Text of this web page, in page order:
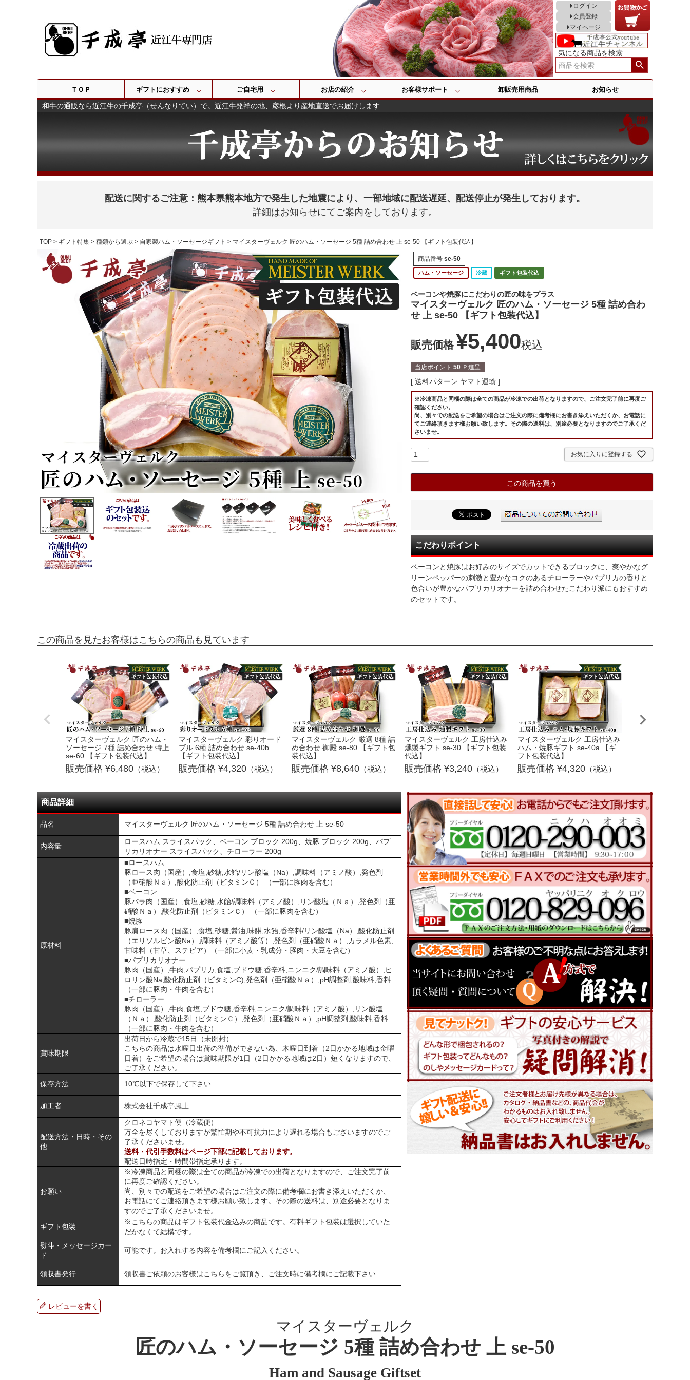
ログイン
会員登録
マイページ
気になる商品を検索
検索
ＴＯＰ ギフトにおすすめ ご自宅用 お店の紹介 お客様サポート 卸販売用商品 お知らせ
和牛の通販なら近江牛の千成亭（せんなりてい）で。近江牛発祥の地、彦根より産地直送でお届けします
配送に関するご注意：熊本県熊本地方で発生した地震により、一部地域に配送遅延、配送停止が発生しております。
詳細はお知らせにてご案内をしております。
TOP ギフト特集 種類から選ぶ 自家製ハム・ソーセージギフト マイスターヴェルク 匠のハム・ソーセージ 5種 詰め合わせ 上 se-50 【ギフト包装代込】
商品番号 se-50
ハム・ソーセージ 冷蔵 ギフト包装代込
ベーコンや焼豚にこだわりの匠の味をプラス
マイスターヴェルク 匠のハム・ソーセージ 5種 詰め合わ
せ 上 se-50 【ギフト包装代込】
販売価格¥5,400税込
当店ポイント 50 Ｐ進呈
送料パターン ヤマト運輸
※冷凍商品と同梱の際は全ての商品が冷凍での出荷となりますので、ご注文完了前に再度ご
確認ください。
尚、別々での配送をご希望の場合はご注文の際に備考欄にお書き添えいただくか、お電話に
てご連絡頂きます様お願い致します。 その際の送料は、別途必要となりますのでご了承くだ
さいませ。
お気に入りに登録する
この商品を買う
こだわりポイント
ベーコンと焼豚はお好みのサイズでカットできるブロックに、爽やかなグ
リーンペッパーの刺激と豊かなコクのあるチローラーやパプリカの香りと
色合いが豊かなパプリカリオナーを詰め合わせたこだわり派にもおすすめ
のセットです。
マイスターヴェルク 匠のハム・
ソーセージ 7種 詰め合わせ 特上
se-60 【ギフト包装代込】
6,480 （税込）
マイスターヴェルク 彩りオード
ブル 6種 詰め合わせ se-40b
【ギフト包装代込】
4,320 （税込）
マイスターヴェルク 厳選 8種 詰
め合わせ 御殿 se-80 【ギフト包
装代込】
8,640 （税込）
マイスターヴェルク 工房仕込み
燻製ギフト se-30 【ギフト包装
代込】
3,240 （税込）
マイスターヴェルク 工房仕込み
ハム・焼豚ギフト se-40a 【ギ
フト包装代込】
4,320 （税込）
商品詳細
品名 マイスターヴェルク 匠のハム・ソーセージ 5種 詰め合わせ 上 se-50
内容量
ロースハム スライスパック、ベーコン ブロック 200g、焼豚 ブロック 200g、パプ
リカリオナー スライスパック、チローラー 200g
原材料
■ロースハム
豚ロース肉（国産）,食塩,砂糖,水飴/リン酸塩（Na）,調味料（アミノ酸）,発色剤
（亜硝酸Ｎａ）,酸化防止剤（ビタミンＣ） （一部に豚肉を含む）
■ベーコン
豚バラ肉（国産）,食塩,砂糖,水飴/調味料（アミノ酸）,リン酸塩（Ｎａ）,発色剤（亜
硝酸Ｎａ）,酸化防止剤（ビタミンＣ） （一部に豚肉を含む）
■焼豚
豚肩ロース肉（国産）,食塩,砂糖,醤油,味醂,水飴,香辛料/リン酸塩（Na）,酸化防止剤
（エリソルビン酸Na）,調味料（アミノ酸等）,発色剤（亜硝酸Ｎａ）,カラメル色素,
甘味料（甘草、ステビア）（一部に小麦・乳成分・豚肉・大豆を含む）
■パプリカリオナー
豚肉（国産）,牛肉,パプリカ,食塩,ブドウ糖,香辛料,ニンニク/調味料（アミノ酸）,ピ
ロリン酸Na,酸化防止剤（ビタミンC),発色剤（亜硝酸Ｎａ）,pH調整剤,酸味料,香料
（一部に豚肉・牛肉を含む）
■チローラー
豚肉（国産）,牛肉,食塩,ブドウ糖,香辛料,ニンニク/調味料（アミノ酸）,リン酸塩
（Ｎａ）,酸化防止剤（ビタミンＣ）,発色剤（亜硝酸Ｎａ）,pH調整剤,酸味料,香料
（一部に豚肉・牛肉を含む）
賞味期限
出荷日から冷蔵で15日（未開封）
こちらの商品は水曜日出荷の準備ができない為、木曜日到着（2日かかる地域は金曜
日着）をご希望の場合は賞味期限が1日（2日かかる地域は2日）短くなりますので、
ご了承ください。
保存方法
10℃以下で保存して下さい
加工者 株式会社千成亭風土
配送方法・日時・その
他
クロネコヤマト便（冷蔵便）
万全を尽くしておりますが繁忙期や不可抗力により遅れる場合もございますのでご
了承くださいませ。
送料・代引手数料はページ下部に記載しております。
配送日時指定・時間帯指定承ります。
お願い
※冷凍商品と同梱の際は全ての商品が冷凍での出荷となりますので、ご注文完了前
に再度ご確認ください。
尚、別々での配送をご希望の場合はご注文の際に備考欄にお書き添えいただくか、
お電話にてご連絡頂きます様お願い致します。その際の送料は、別途必要となりま
すのでご了承くださいませ。
ギフト包装
※こちらの商品はギフト包装代金込みの商品です。有料ギフト包装は選択していた
だかなくて結構です。
熨斗・メッセージカー
ド
可能です。お入れする内容を備考欄にご記入ください。
領収書発行 領収書ご依頼のお客様はこちらをご覧頂き、ご注文時に備考欄にご記載下さい
レビューを書く
マイスターヴェルク
匠のハム・ソーセージ 5種 詰め合わせ 上 se-50
Ham and Sausage Giftset